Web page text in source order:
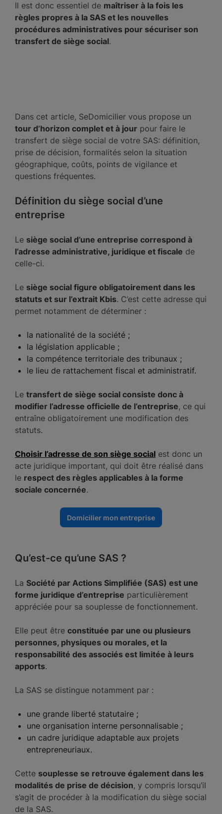
Il est donc essentiel de maîtriser à la fois les
règles propres à la SAS et les nouvelles
procédures administratives pour sécuriser son
transfert de siège social.
Dans cet article, SeDomicilier vous propose un
tour d’horizon complet et à jour pour faire le
transfert de siège social de votre SAS: définition,
prise de décision, formalités selon la situation
géographique, coûts, points de vigilance et
questions fréquentes.
Définition du siège social d’une
entreprise
Le siège social d’une entreprise correspond à
l’adresse administrative, juridique et fiscale de
celle-ci.
Le siège social figure obligatoirement dans les
statuts et sur l’extrait Kbis. C’est cette adresse qui
permet notamment de déterminer :
la nationalité de la société ;
la législation applicable ;
la compétence territoriale des tribunaux ;
le lieu de rattachement fiscal et administratif.
Le transfert de siège social consiste donc à
modifier l’adresse officielle de l’entreprise, ce qui
entraîne obligatoirement une modification des
statuts.
Choisir l’adresse de son siège social est donc un
acte juridique important, qui doit être réalisé dans
le respect des règles applicables à la forme
sociale concernée.
Domicilier mon entreprise
Qu’est-ce qu’une SAS ?
La Société par Actions Simplifiée (SAS) est une
forme juridique d’entreprise particulièrement
appréciée pour sa souplesse de fonctionnement.
Elle peut être constituée par une ou plusieurs
personnes, physiques ou morales, et la
responsabilité des associés est limitée à leurs
apports.
La SAS se distingue notamment par :
une grande liberté statutaire ;
une organisation interne personnalisable ;
un cadre juridique adaptable aux projets
entrepreneuriaux.
Cette souplesse se retrouve également dans les
modalités de prise de décision, y compris lorsqu’il
s’agit de procéder à la modification du siège social
de la SAS.